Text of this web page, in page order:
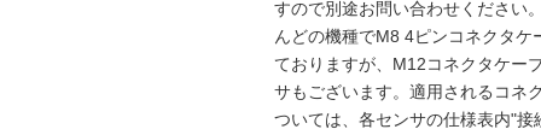
すので別途お問い合わせください
んどの機種でM8 4ピンコネクタケ
ておりますが、M12コネクタケー
サもございます。適用されるコネ
ついては、各センサの仕様表内"接